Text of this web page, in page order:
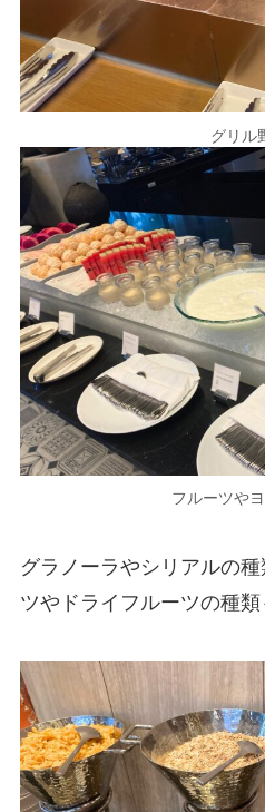
グリル
フルーツや
グラノーラやシリアルの
ツやドライフルーツの種